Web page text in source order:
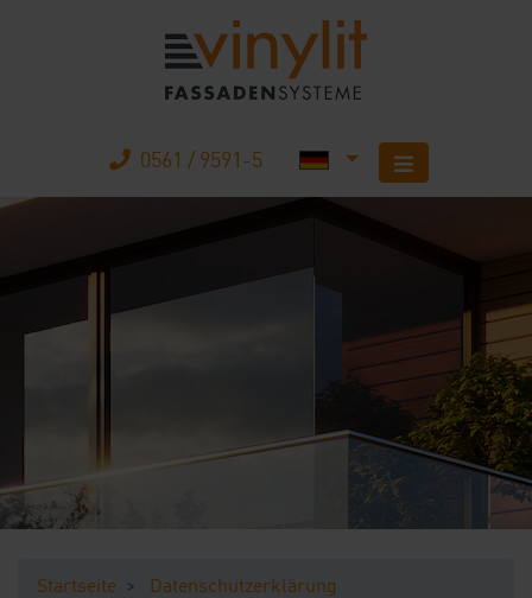
0561 / 9591-5
Produkte
Mobilheimbau
Startseite Datenschutzerklärung